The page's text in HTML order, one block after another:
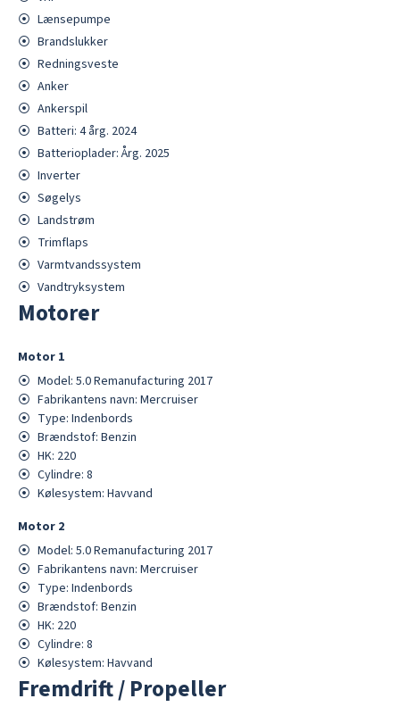
⦿ Lænsepumpe
⦿ Brandslukker
⦿ Redningsveste
⦿ Anker
⦿ Ankerspil
⦿ Batteri: 4 årg. 2024
⦿ Batterioplader: Årg. 2025
⦿ Inverter
⦿ Søgelys
⦿ Landstrøm
⦿ Trimflaps
⦿ Varmtvandssystem
⦿ Vandtryksystem
Motorer
Motor 1
⦿ Model: 5.0 Remanufacturing 2017
⦿ Fabrikantens navn: Mercruiser
⦿ Type: Indenbords
⦿ Brændstof: Benzin
⦿ HK: 220
⦿ Cylindre: 8
⦿ Kølesystem: Havvand
Motor 2
⦿ Model: 5.0 Remanufacturing 2017
⦿ Fabrikantens navn: Mercruiser
⦿ Type: Indenbords
⦿ Brændstof: Benzin
⦿ HK: 220
⦿ Cylindre: 8
⦿ Kølesystem: Havvand
Fremdrift / Propeller